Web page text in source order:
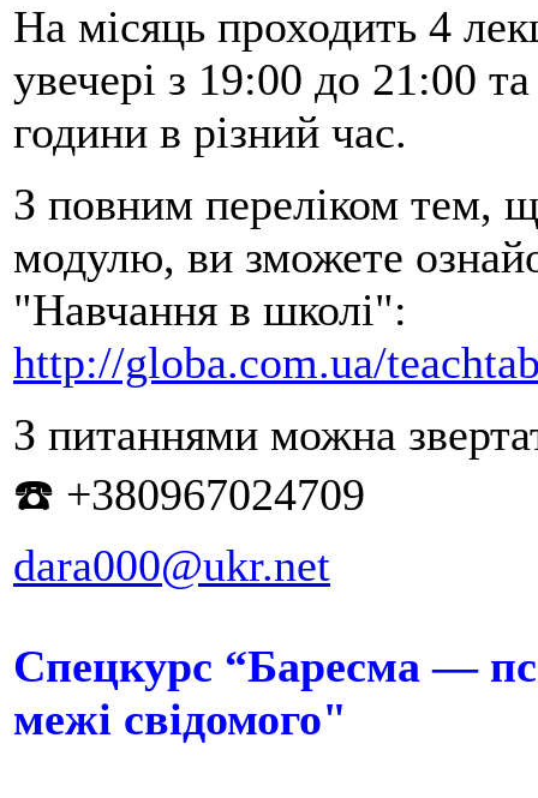
На місяць проходить 4
увечері з 19:00 до 21:00
години в різний час.
З повним переліком тем,
модулю, ви зможете
"Навчання в школі":
http://globa.com.ua/
З питаннями можна
☎️ +380967024709
dara000@ukr.net
Спецкурс “Баресма —
межі свідомого"